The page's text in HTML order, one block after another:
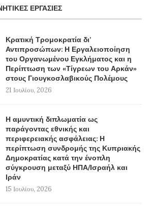
ΕΡΓΑΣΊΕΣ
Κρατική Τρομοκρατία δι’
Αντιπροσώπων: Η Εργαλειοποίηση
του Οργανωμένου Εγκλήματος και η
Περίπτωση των «Τίγρεων του Αρκάν»
στους Γιουγκοσλαβικούς Πολέμους
21 Ιουλίου, 2026
Η αμυντική διπλωματία ως
παράγοντας εθνικής και
περιφερειακής ασφάλειας: Η
περίπτωση συνδρομής της Κυπριακής
Δημοκρατίας κατά την ένοπλη
σύγκρουση μεταξύ ΗΠΑ/Ισραήλ και
Ιράν
15 Ιουλίου, 2026